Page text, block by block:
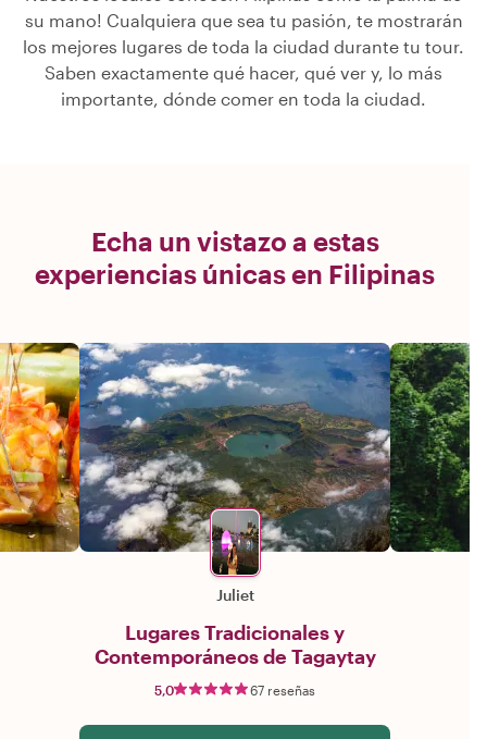
su mano! Cualquiera que sea tu pasión, te mostrarán
los mejores lugares de toda la ciudad durante tu tour.
Saben exactamente qué hacer, qué ver y, lo más
importante, dónde comer en toda la ciudad.
Echa un vistazo a estas
experiencias únicas en Filipinas
Juliet
Lugares Tradicionales y
Contemporáneos de Tagaytay
5,0 67 reseñas